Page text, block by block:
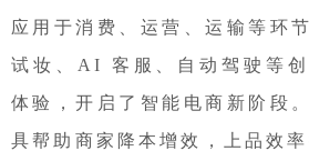
应用于消费、运营、运输等环
试妆、AI 客服、自动驾驶等
体验，开启了智能电商新阶段
具帮助商家降本增效，上品效